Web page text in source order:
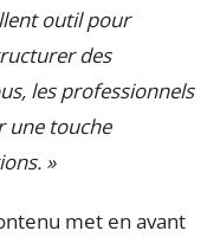
outil pour
des
les professionnels
une touche
»
met en avant